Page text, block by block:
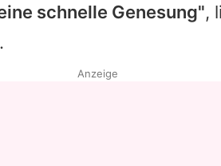
schnelle Genesung",
Anzeige